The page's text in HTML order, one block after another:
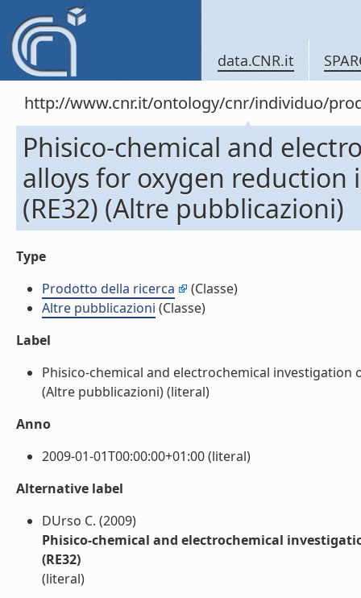
data.CNR.it
http://www.cnr.it/ontology/cnr/individuo/
Phisico-chemical and
alloys for oxygen
(RE32) (Altre pubblicazioni)
Type
Prodotto della ricerca
(Classe)
Altre pubblicazioni (Classe)
Label
Phisico-chemical and electrochemical
(Altre pubblicazioni) (literal)
Anno
2009-01-01T00:00:00+01:00 (literal)
Alternative label
DUrso C. (2009)
Phisico-chemical and electrochemical
(RE32)
(literal)